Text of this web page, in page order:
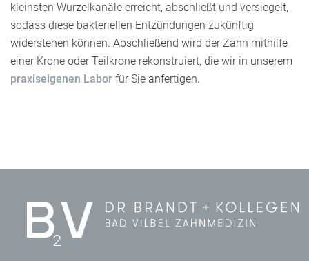
kleinsten Wurzelkanäle erreicht, abschließt und versiegelt,
sodass diese bakteriellen Entzündungen zukünftig
widerstehen können. Abschließend wird der Zahn mithilfe
einer Krone oder Teilkrone rekonstruiert, die wir in unserem
praxiseigenen Labor für Sie anfertigen.